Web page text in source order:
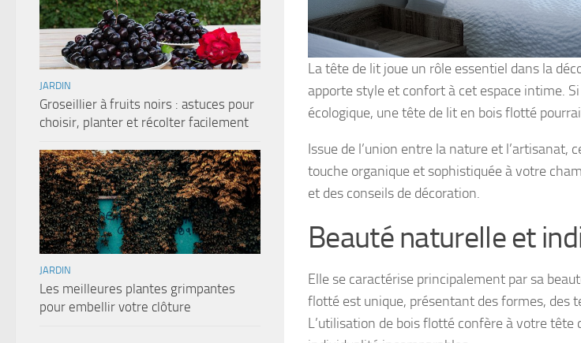
La tête de lit joue un rôle essentiel dans la
apporte style et confort à cet espace intime.
écologique, une tête de lit en bois flotté
Issue de l’union entre la nature et l’artisanat,
touche organique et sophistiquée à votre
et des conseils de décoration.
Beauté naturelle et
Elle se caractérise principalement par sa
flotté est unique, présentant des formes, des
L’utilisation de bois flotté confère à votre
JARDIN
Groseillier à fruits noirs : astuces pour
choisir, planter et récolter facilement
JARDIN
Les meilleures plantes grimpantes
pour embellir votre clôture